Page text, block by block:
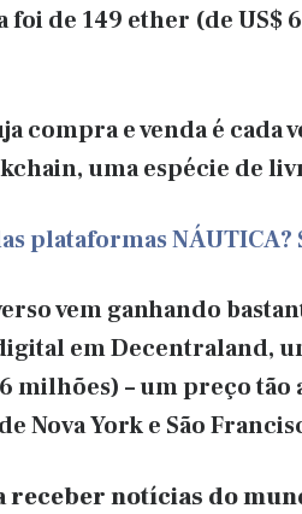
foi de 149 ether (de US$
compra e venda é cada
uma espécie de
plataformas
vem ganhando
em Decentraland,
milhões) – um preço
Nova York e São
receber notícias do